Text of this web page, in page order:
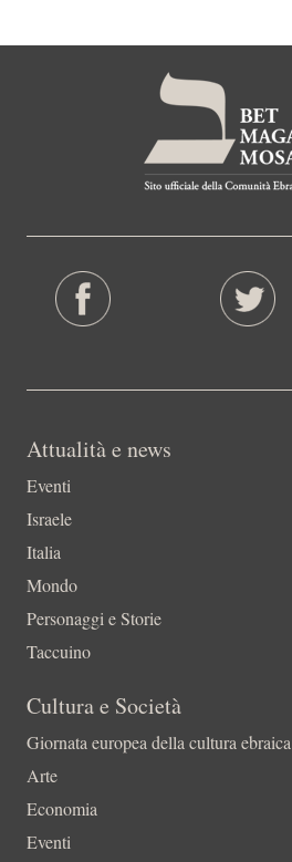
Attualità e news
Eventi
Israele
Italia
Mondo
Personaggi e Storie
Taccuino
Cultura e Società
Giornata europea della cultura ebraica
Arte
Economia
Eventi